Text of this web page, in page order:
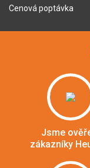
Cenová poptávka
Jsme
zákazníky